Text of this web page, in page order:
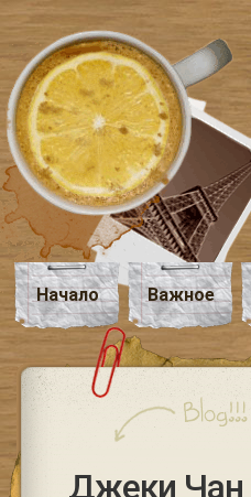
Начало Важное
Джеки Чан